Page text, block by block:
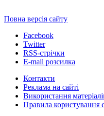
Повна версія сайту
Facebook
Twitter
RSS-стрічки
E-mail розсилка
Контакти
Реклама на сайті
Використання
Правила користування